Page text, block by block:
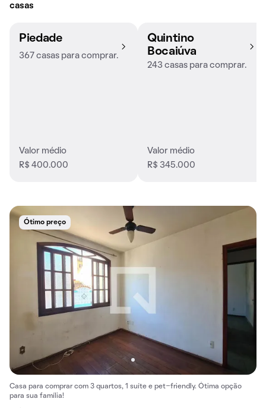
casas
Piedade
367 casas para comprar.
Valor médio
R$ 400.000
Quintino
Bocaiúva
243 casas para comprar.
Valor médio
R$ 345.000
Ótimo preço
Casa para comprar com 3 quartos, 1 suíte e pet-friendly. Ótima opção
para sua família!